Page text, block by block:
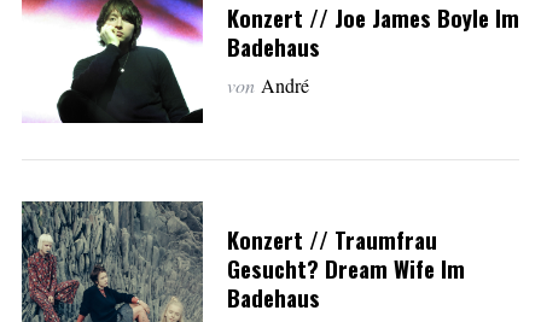
Konzert // Joe James Boyle Im
Badehaus
von André
Konzert // Traumfrau
Gesucht? Dream Wife Im
Badehaus